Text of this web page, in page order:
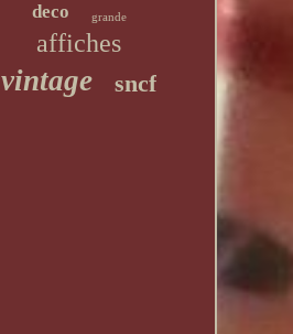
deco grande
affiches
vintage sncf